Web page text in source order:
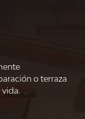
o terraza
vida.